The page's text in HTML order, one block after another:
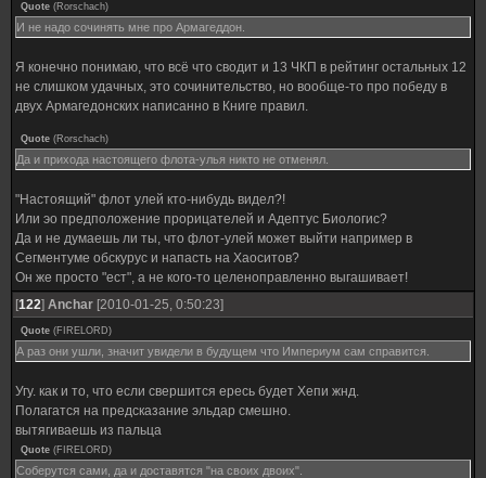
Quote (Rorschach)
И не надо сочинять мне про Армагеддон.
Я конечно понимаю, что всё что сводит и 13 ЧКП в рейтинг остальных 12
не слишком удачных, это сочинительство, но вообще-то про победу в
двух Армагедонских написанно в Книге правил.
Quote (Rorschach)
Да и прихода настоящего флота-улья никто не отменял.
"Настоящий" флот улей кто-нибудь видел?!
Или эо предположение прорицателей и Адептус Биологис?
Да и не думаешь ли ты, что флот-улей может выйти например в
Сегментуме обскурус и напасть на Хаоситов?
Он же просто "ест", а не кого-то целеноправленно выгашивает!
[122] Anchar [2010-01-25, 0:50:23]
Quote (FIRELORD)
А раз они ушли, значит увидели в будущем что Империум сам справится.
Угу. как и то, что если свершится ересь будет Хепи жнд.
Полагатся на предсказание эльдар смешно.
вытягиваешь из пальца
Quote (FIRELORD)
Соберутся сами, да и доставятся "на своих двоих".